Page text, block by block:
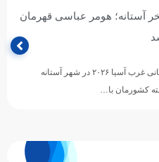
هومر عباسی قهرمان
در نخستین روز از رقابت‌های شنای قهرمانی غرب آسیا ۲۰۲۶ در شهر آستانه
کشورمان با…